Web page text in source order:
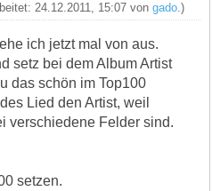
24.12.2011, 15:07 vongado .)
ich jetzt mal von aus.
setz bei dem Album Artist
das schön im Top100
Lied den Artist, weil
verschiedene Felder sind.
setzen.